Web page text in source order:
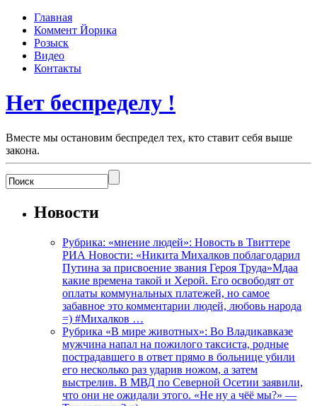
Главная
Коммент Йорика
Розыск
Видео
Контакты
Нет беспределу !
Вместе мы остановим беспредел тех, кто ставит себя выше
закона.
Новости
Рубрика: «мнение людей»: Новость в Твиттере
РИА Новости: «Никита Михалков поблагодарил
Путина за присвоение звания Героя Труда»Мдаа
какие времена такой и Херой. Его освободят от
оплаты коммунальных платежей, но самое
забавное это комментарии людей, любовь народа
=) #Михалков …
Рубрика «В мире животных»: Во Владикавказе
мужчина напал на пожилого таксиста, родные
пострадавшего в ответ прямо в больнице убили
его несколько раз ударив ножом, а затем
выстрелив. В МВД по Северной Осетии заявили,
что они не ожидали этого. «Не ну а чёё мы?» —